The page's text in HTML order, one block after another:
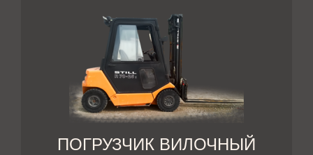
ПОГРУЗЧИК ВИЛОЧНЫЙ